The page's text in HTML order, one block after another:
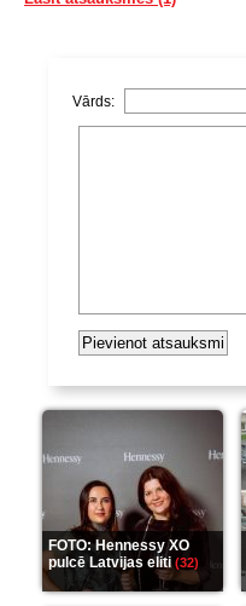
Vārds:
FOTO: Hennessy XO
pulcē Latvijas eliti(32)